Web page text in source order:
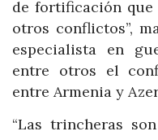
de fortificación que
otros conflictos”,
especialista en
entre otros el
entre Armenia y
“Las trincheras